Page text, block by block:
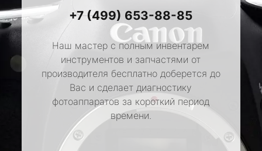
+7 (499) 653-88-85
Наш мастер с полным инвентарем
инструментов и запчастями от
производителя бесплатно доберется до
Вас и сделает диагностику
фотоаппаратов за короткий период
времени.